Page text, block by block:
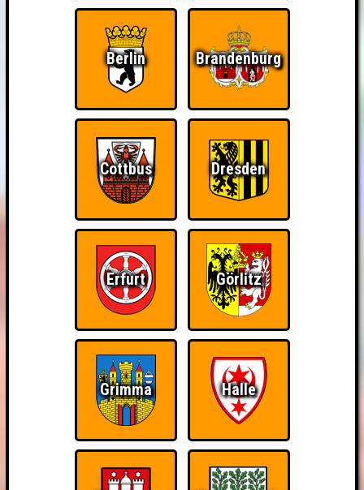
Berlin Brandenburg
Cottbus Dresden
Erfurt Görlitz
Grimma Halle